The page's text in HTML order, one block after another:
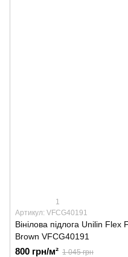
1
Артикул: VFCG40191
Вінілова підлога Unilin
Brown VFCG40191
800 грн/м² 1 045 грн